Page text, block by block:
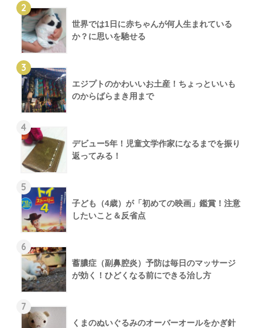
2
世界では1日に赤ちゃんが何人生まれている
か？に思いを馳せる
3
エジプトのかわいいお土産！ちょっといいも
のからばらまき用まで
4
デビュー5年！児童文学作家になるまでを振り
返ってみる！
5
子ども（4歳）が「初めての映画」鑑賞！注意
したいこと＆反省点
6
蓄膿症（副鼻腔炎）予防は毎日のマッサージ
が効く！ひどくなる前にできる治し方
7
くまのぬいぐるみのオーバーオールをかぎ針